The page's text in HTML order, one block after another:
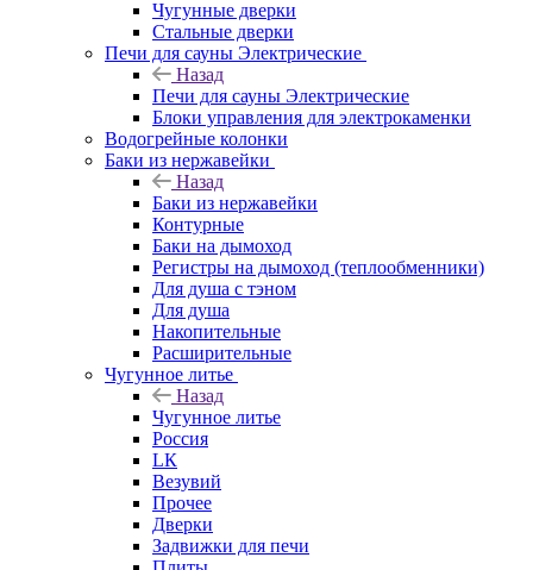
Чугунные дверки
Стальные дверки
Печи для сауны Электрические
Назад
Печи для сауны Электрические
Блоки управления для электрокаменки
Водогрейные колонки
Баки из нержавейки
Назад
Баки из нержавейки
Контурные
Баки на дымоход
Регистры на дымоход (теплообменники)
Для душа с тэном
Для душа
Накопительные
Расширительные
Чугунное литье
Назад
Чугунное литье
Россия
LК
Везувий
Прочее
Дверки
Задвижки для печи